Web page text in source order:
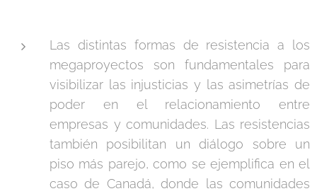
Las distintas formas de resistencia a los
megaproyectos son fundamentales para
visibilizar las injusticias y las asimetrías de
poder en el relacionamiento entre
empresas y comunidades. Las resistencias
también posibilitan un diálogo sobre un
piso más parejo, como se ejemplifica en el
caso de Canadá, donde las comunidades